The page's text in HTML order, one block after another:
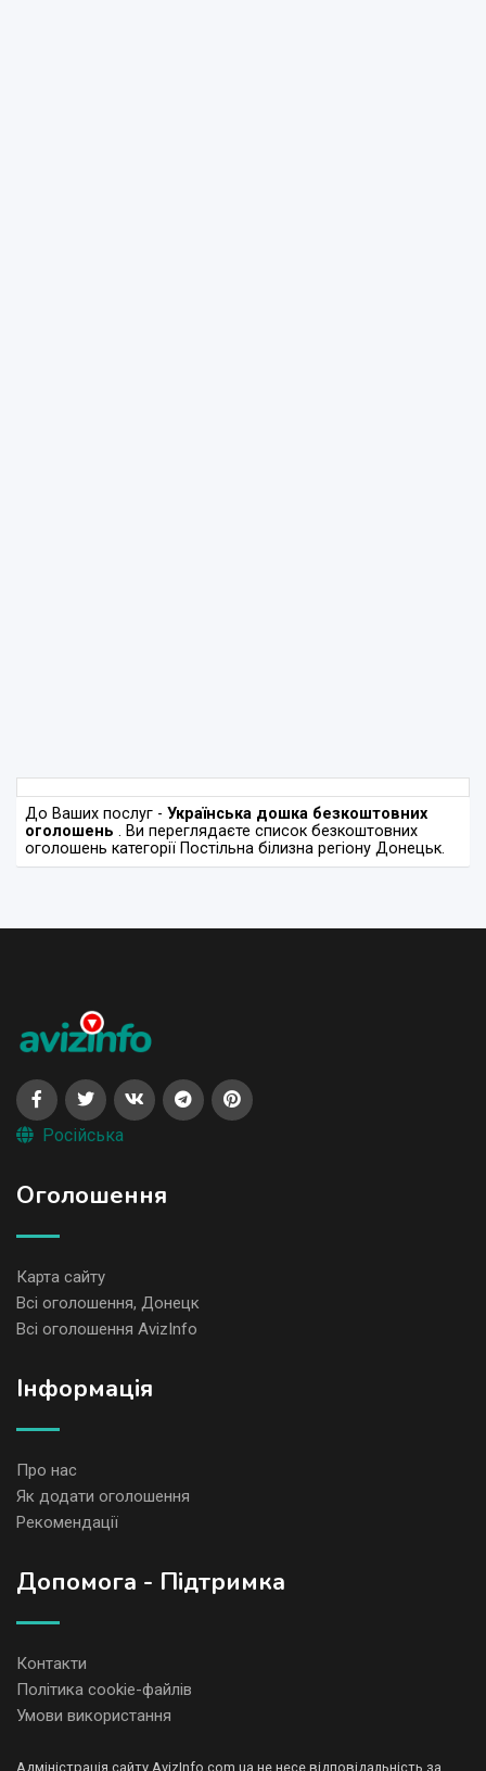
До Ваших послуг - Українська дошка безкоштовних
оголошень . Ви переглядаєте список безкоштовних
оголошень категорії Постільна білизна регіону Донецьк.
Російська
Оголошення
Карта сайту
Всі оголошення, Донецк
Всі оголошення AvizInfo
Iнформація
Про нас
Як додати оголошення
Рекомендації
Допомога - Підтримка
Контакти
Політика cookie-файлів
Умови використання
Адміністрація сайту AvizInfo.com.ua не несе відповідальність за